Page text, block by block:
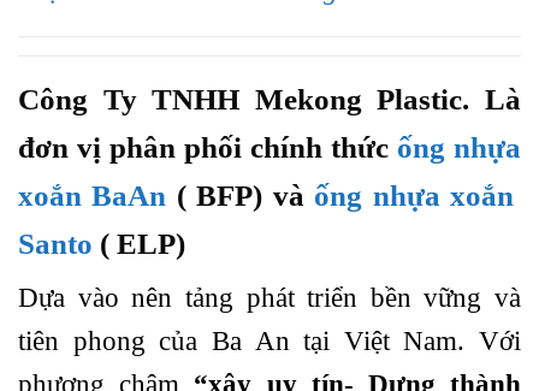
Công Ty TNHH Mekong Plastic. Là
đơn vị phân phối chính thức ống nhựa
xoắn BaAn ( BFP) và ống nhựa xoắn
Santo ( ELP)
Dựa vào nên tảng phát triển bền vững và
tiên phong của Ba An tại Việt Nam. Với
phương châm “xây uy tín- Dựng thành